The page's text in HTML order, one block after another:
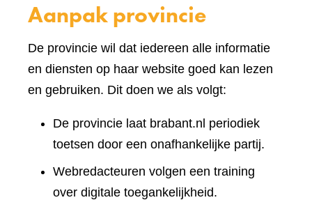
Aanpak provincie
De provincie wil dat iedereen alle informatie
en diensten op haar website goed kan lezen
en gebruiken. Dit doen we als volgt:
De provincie laat brabant.nl periodiek
toetsen door een onafhankelijke partij.
Webredacteuren volgen een training
over digitale toegankelijkheid.